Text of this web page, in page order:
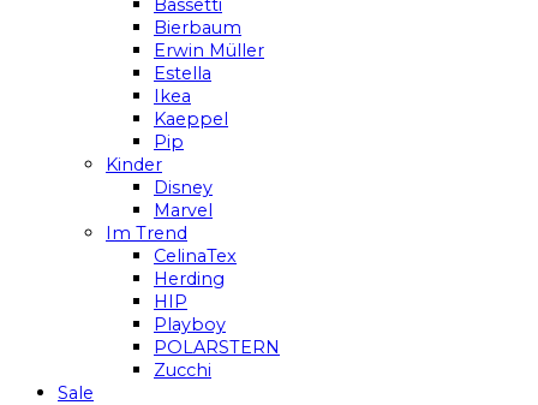
Bassetti
Bierbaum
Erwin Müller
Estella
Ikea
Kaeppel
Pip
Kinder
Disney
Marvel
Im Trend
CelinaTex
Herding
HIP
Playboy
POLARSTERN
Zucchi
Sale